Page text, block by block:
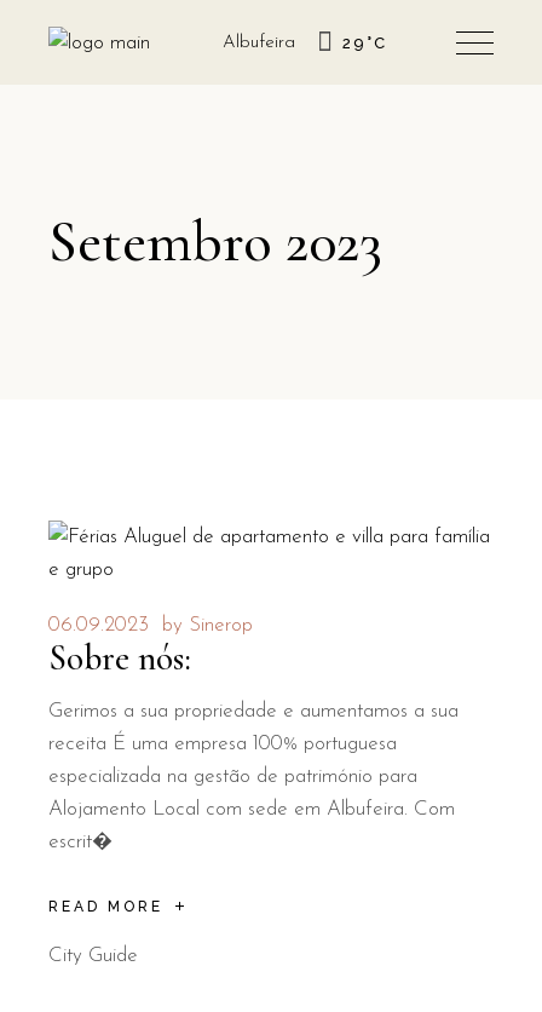
Albufeira 29 °C
Setembro 2023
06.09.2023 by Sinerop
Sobre nós:
Gerimos a sua propriedade e aumentamos a sua
receita É uma empresa 100% portuguesa
especializada na gestão de património para
Alojamento Local com sede em Albufeira. Com
escrit�
READ MORE
City Guide